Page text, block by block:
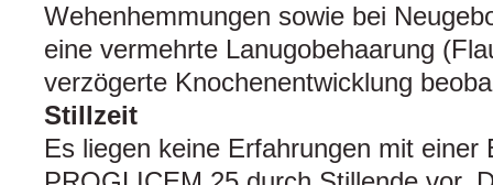
Wehenhemmungen sowie bei
eine vermehrte Lanugobehaarung
verzögerte Knochenentwicklung
Stillzeit
Es liegen keine Erfahrungen mit einer